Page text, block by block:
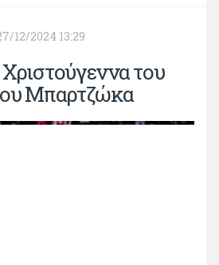
12/2024 13:29
του
Μπαρτζώκα